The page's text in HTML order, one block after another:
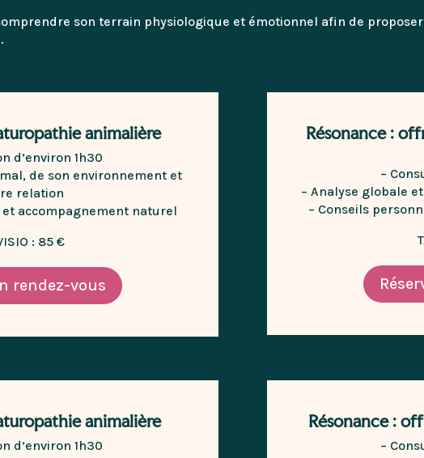
son terrain physiologique et émotionnel afin de
animalière
d’environ 1h30
de son environnement et
relation
et accompagnement naturel
: 85 €
rendez-vous
Résonance :
–
– Analyse globale
– Conseils
animalière
d’environ 1h30
Résonance :
–